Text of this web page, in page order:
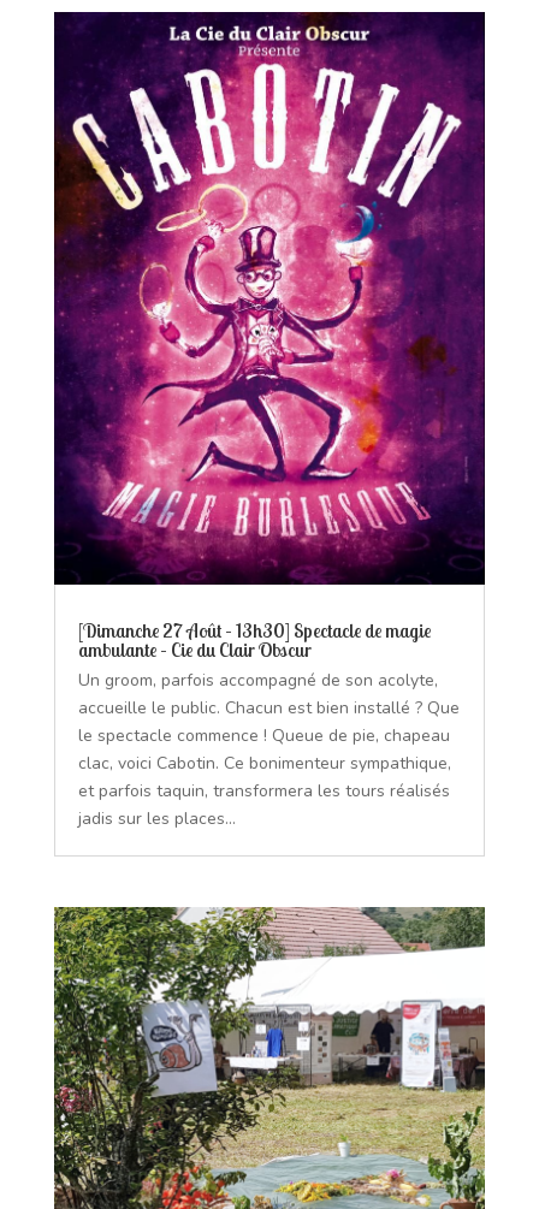
[Dimanche 27 Août – 13h30] Spectacle de magie
ambulante – Cie du Clair Obscur
Un groom, parfois accompagné de son acolyte,
accueille le public. Chacun est bien installé ? Que
le spectacle commence ! Queue de pie, chapeau
clac, voici Cabotin. Ce bonimenteur sympathique,
et parfois taquin, transformera les tours réalisés
jadis sur les places...